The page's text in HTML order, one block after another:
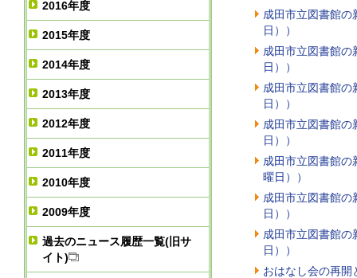
2016年度
2015年度
2014年度
2013年度
2012年度
2011年度
2010年度
2009年度
過去のニュース履歴一覧(旧サ
イト)
成田市立図書館
日））
成田市立図書館
日））
成田市立図書館
日））
成田市立図書館
日））
成田市立図書館
曜日））
成田市立図書館
日））
成田市立図書館
日））
おはなし会の再